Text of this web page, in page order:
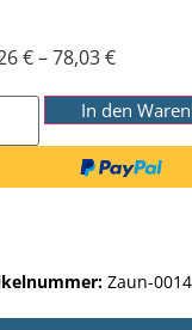
€–78,03€
In den
Zaun-0014